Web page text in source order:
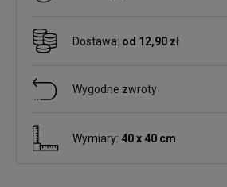
Dostawa: od 12,90 zł
Wygodne zwroty
Wymiary: 40 x 40 cm